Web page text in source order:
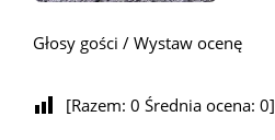
Głosy gości / Wystaw ocenę
[Razem: 0 Średnia ocena: 0]